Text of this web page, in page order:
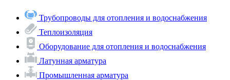
Трубопроводы для отопления и водоснабжения
Теплоизоляция
Оборудование для отопления и водоснабжения
Латунная арматура
Промышленная арматура